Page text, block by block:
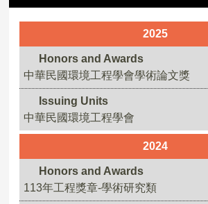
2025
Honors and Awards
中華民國環境工程學會學術論文獎
Issuing Units
中華民國環境工程學會
2024
Honors and Awards
113年工程獎章-學術研究類